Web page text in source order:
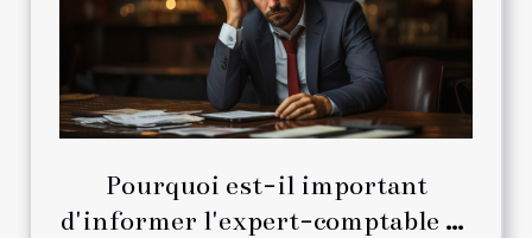
Pourquoi est-il important
d'informer l'expert-comptable de